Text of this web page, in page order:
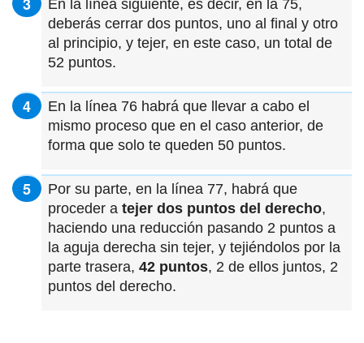
En la línea siguiente, es decir, en la 75,
deberás cerrar dos puntos, uno al final y otro
al principio, y tejer, en este caso, un total de
52 puntos.
En la línea 76 habrá que llevar a cabo el
mismo proceso que en el caso anterior, de
forma que solo te queden 50 puntos.
Por su parte, en la línea 77, habrá que
proceder a tejer dos puntos del derecho,
haciendo una reducción pasando 2 puntos a
la aguja derecha sin tejer, y tejiéndolos por la
parte trasera, 42 puntos, 2 de ellos juntos, 2
puntos del derecho.